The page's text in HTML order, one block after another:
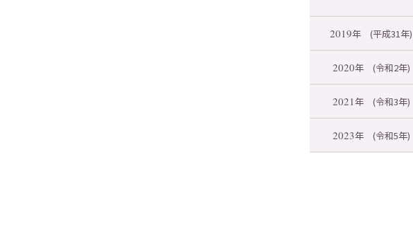
2019年 (平成31年)
2020年 (令和2年)
2021年 (令和3年)
2023年 (令和5年)